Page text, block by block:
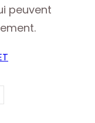
peuvent